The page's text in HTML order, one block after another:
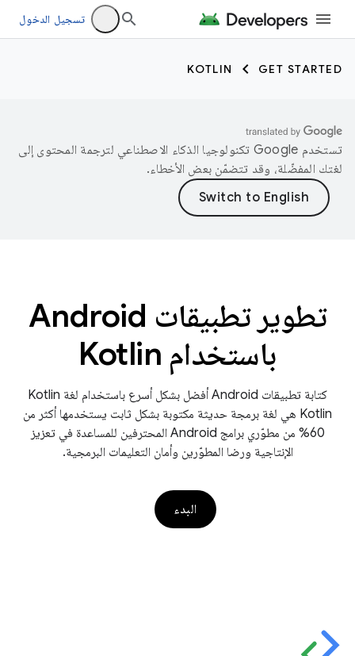
تسجيل الدخول
GET STARTED
KOTLIN
تستخدم Google تكنولوجيا الذكاء الاصطناعي لترجمة المحتوى إلى
لغتك المفضّلة، وقد تتضمّن بعض الأخطاء.
تطوير تطبيقات Android
باستخدام Kotlin
كتابة تطبيقات Android أفضل بشكل أسرع باستخدام لغة Kotlin
Kotlin هي لغة برمجة حديثة مكتوبة بشكل ثابت يستخدمها أكثر من
60% من مطوّري برامج Android المحترفين للمساعدة في تعزيز
الإنتاجية ورضا المطوّرين وأمان التعليمات البرمجية.
البدء